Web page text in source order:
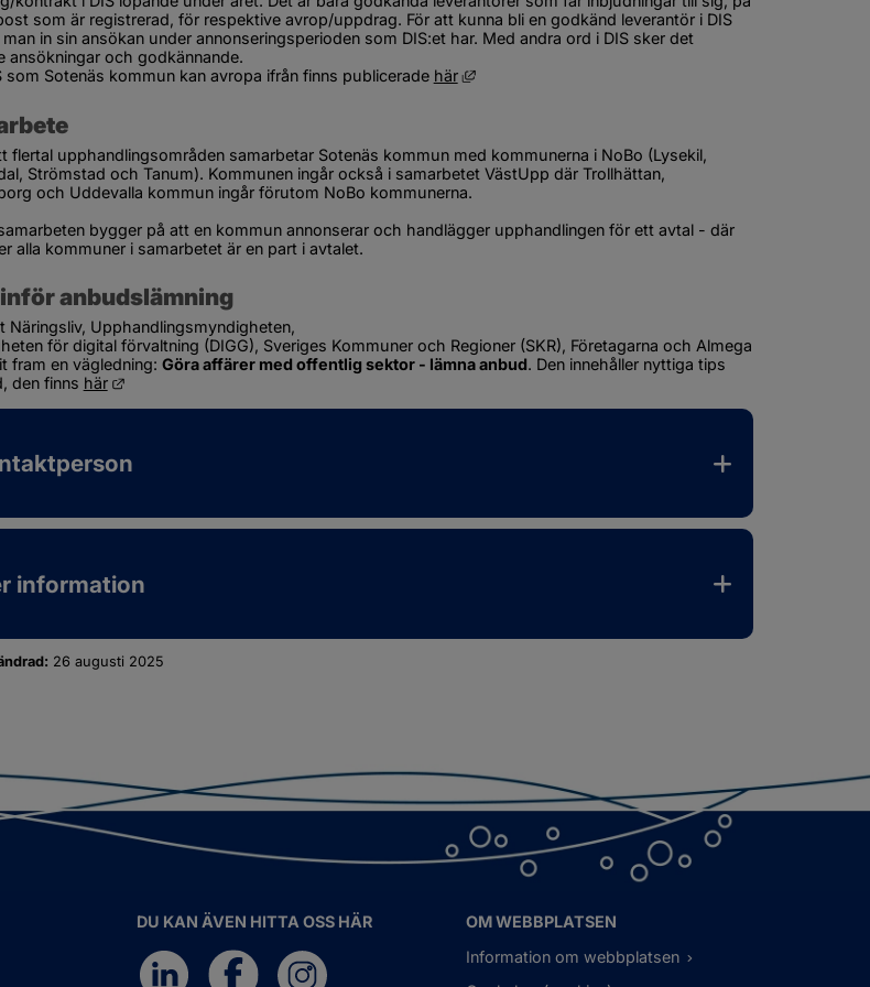
som är registrerad, för respektive avrop/uppdrag. För att kunna bli en godkänd leverantör i DIS
in sin ansökan under annonseringsperioden som DIS:et har. Med andra ord i DIS sker det
ansökningar och godkännande.
som Sotenäs kommun kan avropa ifrån finns publicerade här Länk till annan webbplats, öppnas i nytt fönster.
flertal upphandlingsområden samarbetar Sotenäs kommun med kommunerna i NoBo (Lysekil,
Strömstad och Tanum). Kommunen ingår också i samarbetet VästUpp där Trollhättan,
och Uddevalla kommun ingår förutom NoBo kommunerna.
bygger på att en kommun annonserar och handlägger upphandlingen för ett avtal - där
alla kommuner i samarbetet är en part i avtalet.
anbudslämning
Näringsliv, Upphandlingsmyndigheten,
för digital förvaltning (DIGG), Sveriges Kommuner och Regioner (SKR), Företagarna och Almega
fram en vägledning: Göra affärer med offentlig sektor - lämna anbud. Den innehåller nyttiga tips
den finns här Länk till annan webbplats.
information
26 augusti 2025
DU KAN ÄVEN HITTA OSS HÄR
OM WEBBPLATSEN
Information om webbplatsen